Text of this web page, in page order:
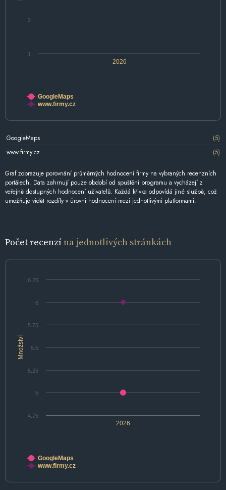
2026
1
2
GoogleMaps
www.firmy.cz
GoogleMaps
(5)
www.firmy.cz
(5)
Graf zobrazuje porovnání průměrných hodnocení firmy na vybraných recenzních
portálech. Data zahrnují pouze období od spuštění programu a vycházejí z
veřejně dostupných hodnocení uživatelů. Každá křivka odpovídá jiné službě, což
umožňuje vidět rozdíly v úrovni hodnocení mezi jednotlivými platformami.
Počet recenzína jednotlivých stránkách
Množství
2026
4.75
5
5.25
5.5
5.75
6
6.25
GoogleMaps
www.firmy.cz